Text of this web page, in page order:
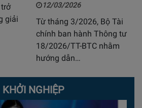
giải
12/03/2026
Từ tháng 3/2026, Bộ Tài
chính ban hành Thông tư
18/2026/TT-BTC nhằm
hướng dẫn…
NGHIỆP